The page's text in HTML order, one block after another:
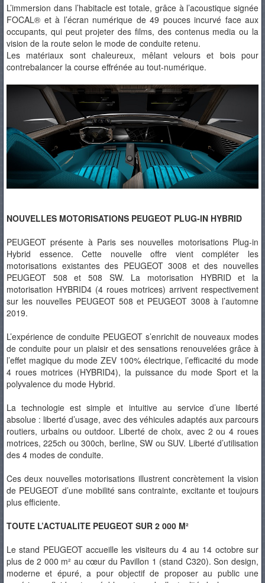
L’immersion dans l’habitacle est totale, grâce à l’acoustique signée
FOCAL® et à l’écran numérique de 49 pouces incurvé face aux
occupants, qui peut projeter des films, des contenus media ou la
vision de la route selon le mode de conduite retenu.
Les matériaux sont chaleureux, mêlant velours et bois pour
contrebalancer la course effrénée au tout-numérique.
NOUVELLES MOTORISATIONS PEUGEOT PLUG-IN HYBRID
PEUGEOT présente à Paris ses nouvelles motorisations Plug-in
Hybrid essence. Cette nouvelle offre vient compléter les
motorisations existantes des PEUGEOT 3008 et des nouvelles
PEUGEOT 508 et 508 SW. La motorisation HYBRID et la
motorisation HYBRID4 (4 roues motrices) arrivent respectivement
sur les nouvelles PEUGEOT 508 et PEUGEOT 3008 à l’automne
2019.
L’expérience de conduite PEUGEOT s’enrichit de nouveaux modes
de conduite pour un plaisir et des sensations renouvelées grâce à
l’effet magique du mode ZEV 100% électrique, l’efficacité du mode
4 roues motrices (HYBRID4), la puissance du mode Sport et la
polyvalence du mode Hybrid.
La technologie est simple et intuitive au service d’une liberté
absolue : liberté d’usage, avec des véhicules adaptés aux parcours
routiers, urbains ou outdoor. Liberté de choix, avec 2 ou 4 roues
motrices, 225ch ou 300ch, berline, SW ou SUV. Liberté d’utilisation
des 4 modes de conduite.
Ces deux nouvelles motorisations illustrent concrètement la vision
de PEUGEOT d’une mobilité sans contrainte, excitante et toujours
plus efficiente.
TOUTE L’ACTUALITE PEUGEOT SUR 2 000 M²
Le stand PEUGEOT accueille les visiteurs du 4 au 14 octobre sur
plus de 2 000 m² au cœur du Pavillon 1 (stand C320). Son design,
moderne et épuré, a pour objectif de proposer au public une